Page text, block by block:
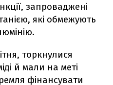
запроваджені
які обмежують
торкнулися
й мали на меті
фінансувати